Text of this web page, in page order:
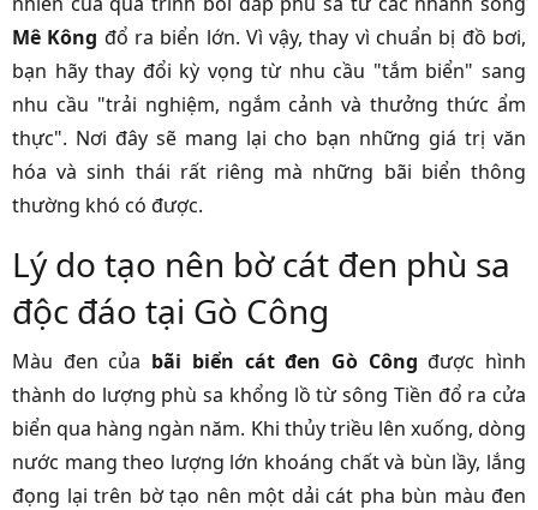
Mê Kông đổ ra biển lớn. Vì vậy, thay vì chuẩn bị đồ bơi,
bạn hãy thay đổi kỳ vọng từ nhu cầu "tắm biển" sang
nhu cầu "trải nghiệm, ngắm cảnh và thưởng thức ẩm
thực". Nơi đây sẽ mang lại cho bạn những giá trị văn
hóa và sinh thái rất riêng mà những bãi biển thông
thường khó có được.
Lý do tạo nên bờ cát đen phù sa
độc đáo tại Gò Công
Màu đen của bãi biển cát đen Gò Công được hình
thành do lượng phù sa khổng lồ từ sông Tiền đổ ra cửa
biển qua hàng ngàn năm. Khi thủy triều lên xuống, dòng
nước mang theo lượng lớn khoáng chất và bùn lầy, lắng
đọng lại trên bờ tạo nên một dải cát pha bùn màu đen